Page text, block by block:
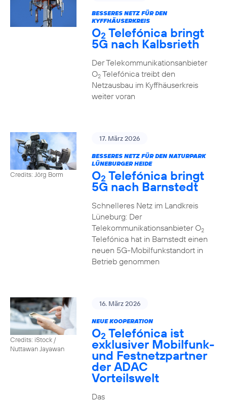
BESSERES NETZ FÜR DEN
KYFFHÄUSERKREIS
O2 Telefónica bringt
5G nach Kalbsrieth
Der Telekommunikationsanbieter
O2Telefónica treibt den
Netzausbau im Kyffhäuserkreis
weiter voran
Credits: Jörg Borm
17. März 2026
BESSERES NETZ FÜR DEN NATURPARK
LÜNEBURGER HEIDE
O2 Telefónica bringt
5G nach Barnstedt
Schnelleres Netz im Landkreis
Lüneburg: Der
Telekommunikationsanbieter O2
Telefónica hat in Barnstedt einen
neuen 5G-Mobilfunkstandort in
Betrieb genommen
Credits: iStock /
Nuttawan Jayawan
16. März 2026
NEUE KOOPERATION
O2 Telefónica ist
exklusiver Mobilfunk-
und Festnetzpartner
der ADAC
Vorteilswelt
Das